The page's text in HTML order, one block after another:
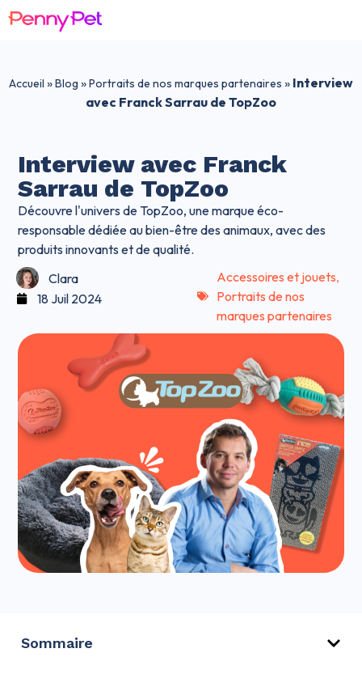
Accueil »Blog »Portraits de nos marques partenaires » Interview
avec Franck Sarrau de TopZoo
Interview avec Franck
Sarrau de TopZoo
Découvre l'univers de TopZoo, une marque éco-
responsable dédiée au bien-être des animaux, avec des
produits innovants et de qualité.
Clara
18 Juil 2024
Accessoires et jouets,
Portraits de nos
marques partenaires
Sommaire